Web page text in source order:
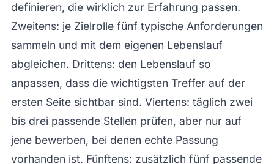
definieren, die wirklich zur Erfahrung passen.
Zweitens: je Zielrolle fünf typische Anforderungen
sammeln und mit dem eigenen Lebenslauf
abgleichen. Drittens: den Lebenslauf so
anpassen, dass die wichtigsten Treffer auf der
ersten Seite sichtbar sind. Viertens: täglich zwei
bis drei passende Stellen prüfen, aber nur auf
jene bewerben, bei denen echte Passung
vorhanden ist. Fünftens: zusätzlich fünf passende